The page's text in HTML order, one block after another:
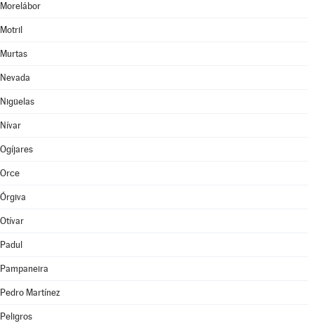
Morelábor
Motril
Murtas
Nevada
Nigüelas
Nívar
Ogíjares
Orce
Órgiva
Otívar
Padul
Pampaneira
Pedro Martínez
Peligros